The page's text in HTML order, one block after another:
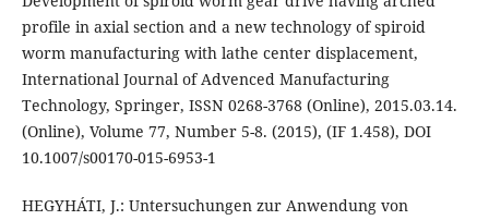
profile in axial section and a new technology of spiroid
worm manufacturing with lathe center displacement,
International Journal of Advenced Manufacturing
Technology, Springer, ISSN 0268-3768 (Online), 2015.03.14.
(Online), Volume 77, Number 5-8. (2015), (IF 1.458), DOI
10.1007/s00170-015-6953-1
HEGYHÁTI, J.: Untersuchungen zur Anwendung von